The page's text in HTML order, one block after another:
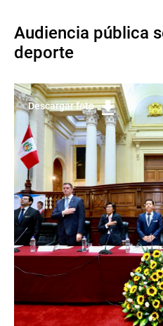
Audiencia pública
deporte
Descargar foto